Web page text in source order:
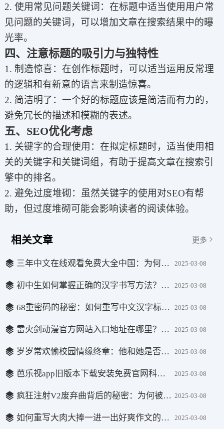
2. 使用常见问题关键词：在标题中适当使用用户常
见问题的关键词，可以增加文章在搜索结果中的曝
光率。
四、注意标题的吸引力与独特性
1. 制造惊喜：在创作标题时，可以适当运用反常理
的逻辑和有新意的语言来制造惊喜。
2. 简洁明了：一个好的标题应该是简洁而有力的，
避免冗长的描述和模糊的表述。
五、SEO优化考虑
1. 关键字的合理使用：在拟定标题时，适当使用相
关的关键字和关键词组，有助于提高文章在搜索引
擎中的排名。
2. 避免过度堆砌：虽然关键字的使用对SEO有帮
助，但过度堆砌可能会影响读者的阅读体验。
相关文章 更多
三年中文在线观看免费大全中国：为何如此受欢迎？有哪些精彩内容？ 2025-03-08
初中生如何掌握正确的汉字书写方法？这些疑问你需要了解！ 2025-03-08
68重密码的秘密：如何重写中文汉字标题并带有疑问？ 2025-03-08
雷火剑动漫官方网站入口地址在哪里？如何找到并浏览最新动漫作品？ 2025-03-08
岁岁常欢愉校园情缘终章：他和她是否能再度欢愉？ 2025-03-08
芭乐视app旧版本下载安装免费官网科普，为何还能受到用户青睐？ 2025-03-08
疯狂注射V2废弃曲背后的秘密：为何被废弃？中文汉字的魅力何在？ 2025-03-08
如何重写大肉大捧一进一出好爽作文的标题？追求符合用户搜索需求的疑问式长标题 2025-03-08